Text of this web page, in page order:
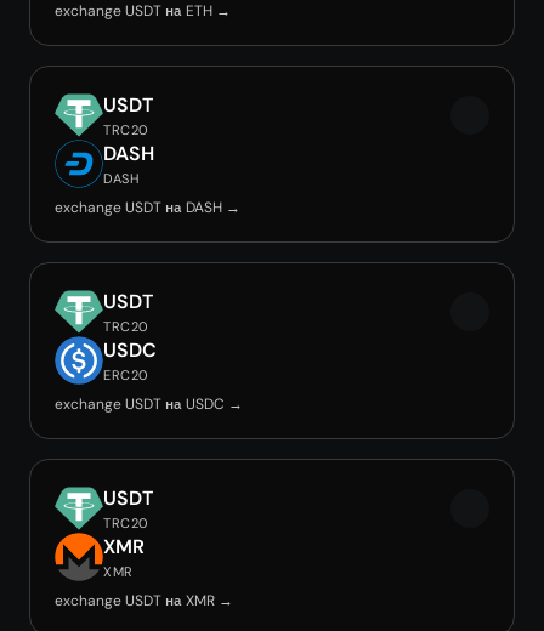
exchange USDT на ETH →
USDT
TRC20
DASH
DASH
exchange USDT на DASH →
USDT
TRC20
USDC
ERC20
exchange USDT на USDC →
USDT
TRC20
XMR
XMR
exchange USDT на XMR →